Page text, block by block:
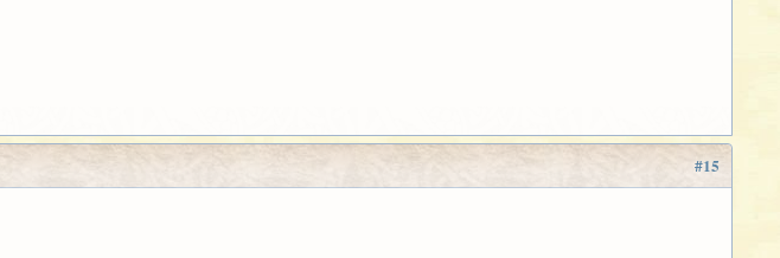
#15